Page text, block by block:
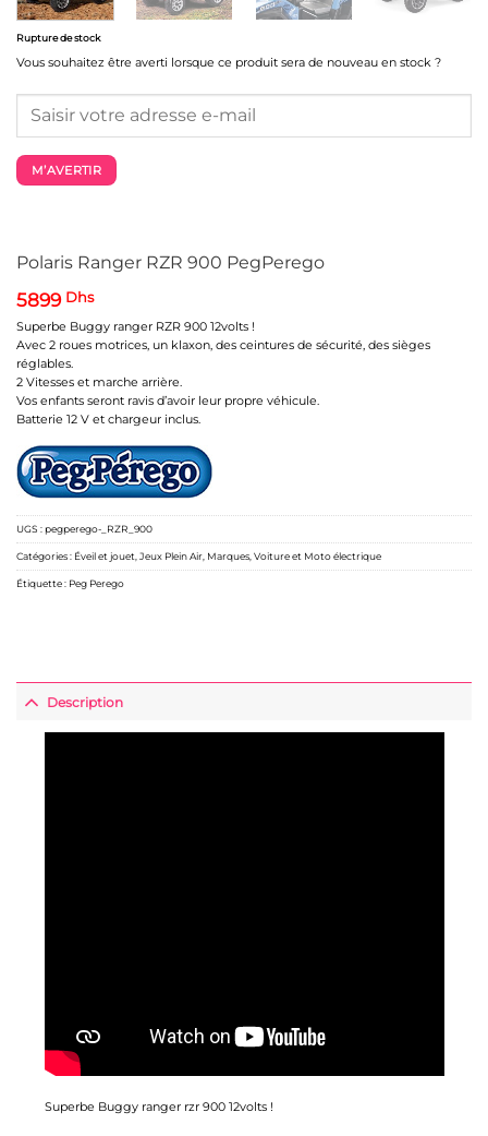
Polaris Ranger RZR 900 PegPerego
5899 Dhs
Superbe Buggy ranger RZR 900 12volts !
Avec 2 roues motrices, un klaxon, des ceintures de sécurité, des sièges
réglables.
2 Vitesses et marche arrière.
Vos enfants seront ravis d’avoir leur propre véhicule.
Batterie 12 V et chargeur inclus.
Rupture de stock
Vous souhaitez être averti lorsque ce produit sera de nouveau en stock ?
M’AVERTIR
UGS :pegperego-_RZR_900
Catégories : Éveil et jouet Jeux Plein Air Marques Voiture et Moto électrique
Étiquette : Peg Perego
Description
Superbe Buggy ranger rzr 900 12volts !